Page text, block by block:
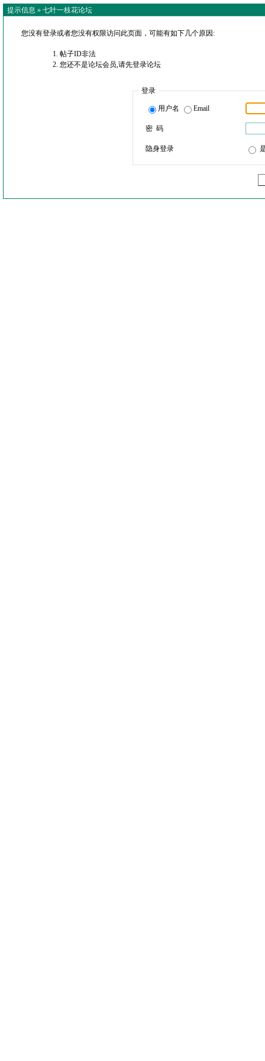
提示信息 » 七叶一枝花论坛
您没有登录或者您没有权限访问此页面，可能有如下几个原因:
帖子ID非法
您还不是论坛会员,请先登录论坛
登录
用户名 Email
密 码
隐身登录